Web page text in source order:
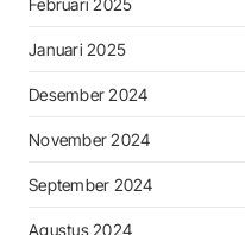
Februari 2025
Januari 2025
Desember 2024
November 2024
September 2024
Agustus 2024